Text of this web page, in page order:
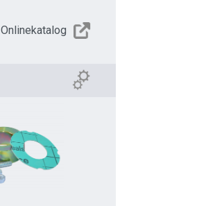
Onlinekatalog